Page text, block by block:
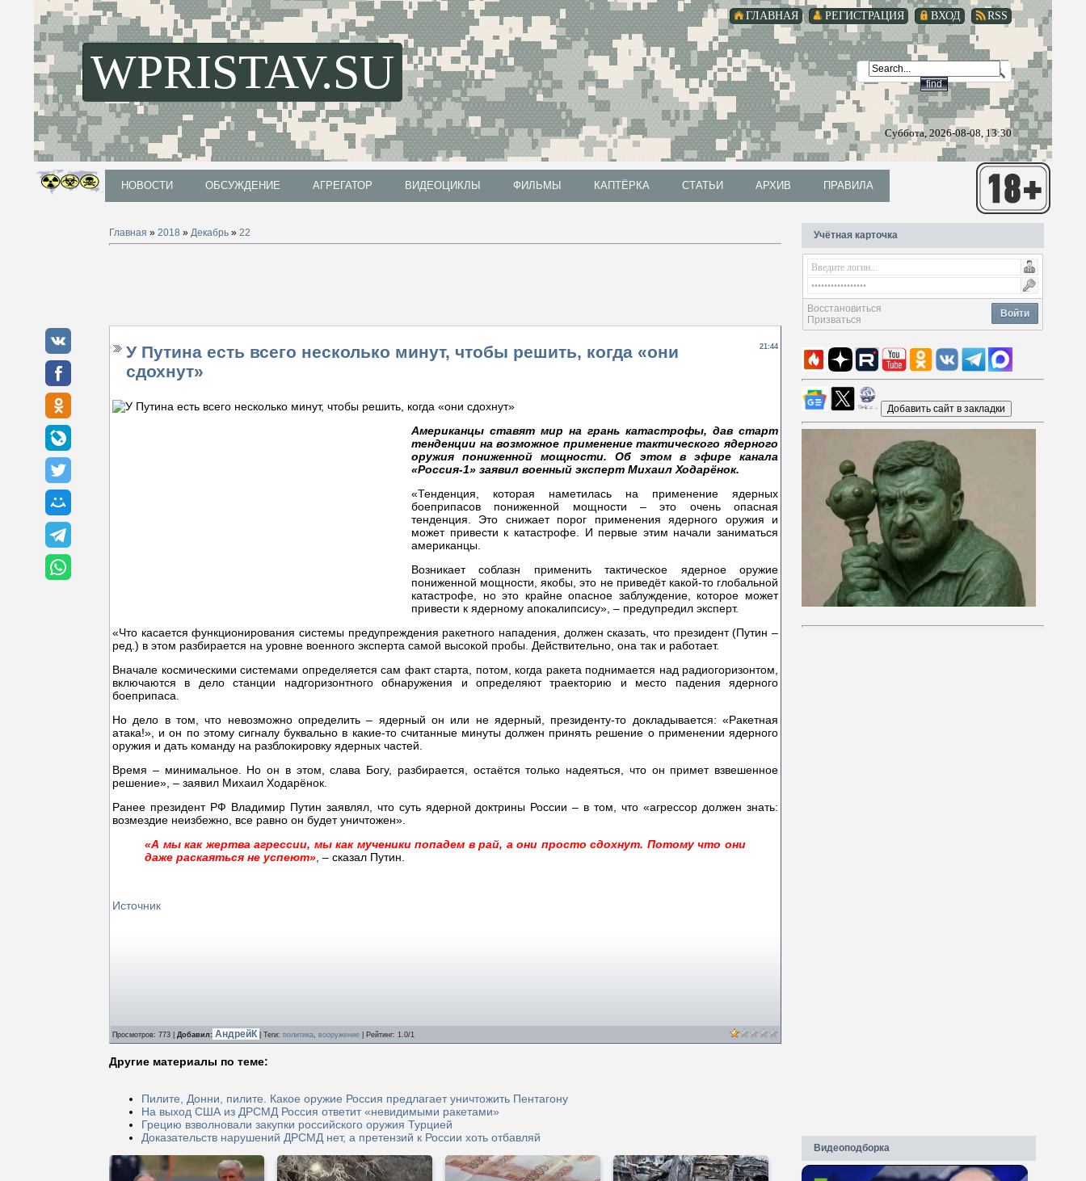
RSS
ВХОД
РЕГИСТРАЦИЯ
ГЛАВНАЯ
WPRISTAV.SU
Суббота, 2026-08-08, 13:30
НОВОСТИ ОБСУЖДЕНИЕ АГРЕГАТОР ВИДЕОЦИКЛЫ ФИЛЬМЫ КАПТЁРКА СТАТЬИ АРХИВ ПРАВИЛА
Главная » 2018 » Декабрь » 22
21:44
У Путина есть всего несколько минут, чтобы решить, когда «они
сдохнут»
Американцы ставят мир на грань катастрофы, дав старт
тенденции на возможное применение тактического ядерного
оружия пониженной мощности. Об этом в эфире канала
«Россия-1» заявил военный эксперт Михаил Ходарёнок.
«Тенденция, которая наметилась на применение ядерных
боеприпасов пониженной мощности – это очень опасная
тенденция. Это снижает порог применения ядерного оружия и
может привести к катастрофе. И первые этим начали заниматься
американцы.
Возникает соблазн применить тактическое ядерное оружие
пониженной мощности, якобы, это не приведёт какой-то глобальной
катастрофе, но это крайне опасное заблуждение, которое может
привести к ядерному апокалипсису», – предупредил эксперт.
«Что касается функционирования системы предупреждения ракетного нападения, должен сказать, что президент (Путин –
ред.) в этом разбирается на уровне военного эксперта самой высокой пробы. Действительно, она так и работает.
Вначале космическими системами определяется сам факт старта, потом, когда ракета поднимается над радиогоризонтом,
включаются в дело станции надгоризонтного обнаружения и определяют траекторию и место падения ядерного
боеприпаса.
Но дело в том, что невозможно определить – ядерный он или не ядерный, президенту-то докладывается: «Ракетная
атака!», и он по этому сигналу буквально в какие-то считанные минуты должен принять решение о применении ядерного
оружия и дать команду на разблокировку ядерных частей.
Время – минимальное. Но он в этом, слава Богу, разбирается, остаётся только надеяться, что он примет взвешенное
решение», – заявил Михаил Ходарёнок.
Ранее президент РФ Владимир Путин заявлял, что суть ядерной доктрины России – в том, что «агрессор должен знать:
возмездие неизбежно, все равно он будет уничтожен».
«А мы как жертва агрессии, мы как мученики попадем в рай, а они просто сдохнут. Потому что они
даже раскаяться не успеют» , – сказал Путин.
Источник
Просмотров: 773 | Добавил: АндрейК Теги: политика, вооружение Рейтинг: 1.0/1
Другие материалы по теме:
Пилите, Донни, пилите. Какое оружие Россия предлагает уничтожить Пентагону
На выход США из ДРСМД Россия ответит «невидимыми ракетами»
Грецию взволновали закупки российского оружия Турцией
Доказательств нарушений ДРСМД нет, а претензий к России хоть отбавляй
Учётная карточка
Войти
Восстановиться
Призваться
Видеоподборка